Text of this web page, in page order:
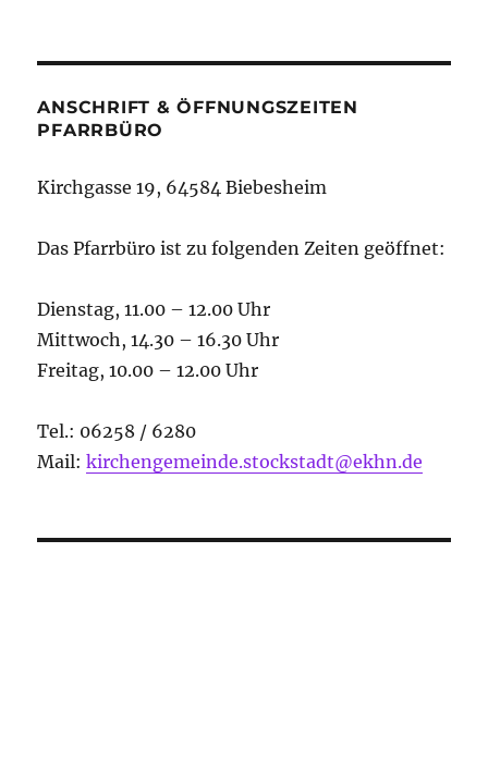
ANSCHRIFT & ÖFFNUNGSZEITEN
PFARRBÜRO
Kirchgasse 19, 64584 Biebesheim
Das Pfarrbüro ist zu folgenden Zeiten geöffnet:
Dienstag, 11.00 – 12.00 Uhr
Mittwoch, 14.30 – 16.30 Uhr
Freitag, 10.00 – 12.00 Uhr
Tel.: 06258 / 6280
Mail:kirchengemeinde.stockstadt@ekhn.de